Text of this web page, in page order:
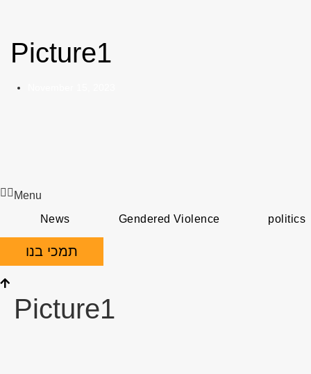
Picture1
Menu
News
Gendered Violence politics
תמכי בנו
Picture1